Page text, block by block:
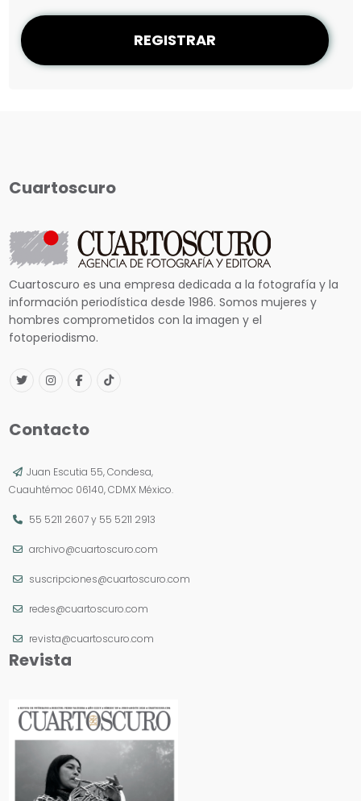
REGISTRAR
Cuartoscuro
Cuartoscuro es una empresa dedicada a la fotografía y la
información periodística desde 1986. Somos mujeres y
hombres comprometidos con la imagen y el
fotoperiodismo.
Contacto
Juan Escutia 55, Condesa,
Cuauhtémoc 06140, CDMX México.
55 5211 2607y 55 5211 2913
archivo@cuartoscuro.com
suscripciones@cuartoscuro.com
redes@cuartoscuro.com
revista@cuartoscuro.com
Revista